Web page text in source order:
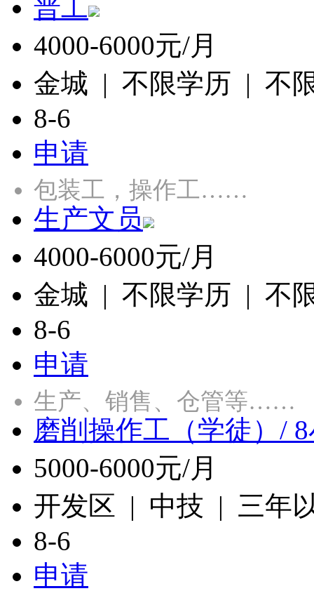
普工
4000-6000元/月
金城 | 不限学历 | 不
8-6
申请
包装工，操作工……
生产文员
4000-6000元/月
金城 | 不限学历 | 不
8-6
申请
生产、销售、仓管等……
磨削操作工（学徒）/
5000-6000元/月
开发区 | 中技 | 三年
8-6
申请